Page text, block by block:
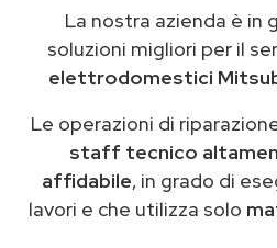
La nostra azienda è in
soluzioni migliori per il
elettrodomestici
Le operazioni di
staff tecnico
affidabile, in grado di
lavori e che utilizza solo